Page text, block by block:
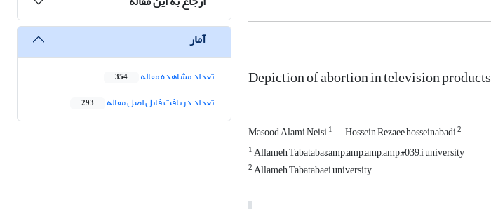
Depiction of abortion in television products
Masood Alami Neisi1 Hossein Rezaee hosseinabadi2
1Allameh Tabataba&amp;amp;amp;amp;#039;i university
2Allameh Tabatabaei university
آمار
تعداد مشاهده مقاله 354
تعداد دریافت فایل اصل مقاله 293